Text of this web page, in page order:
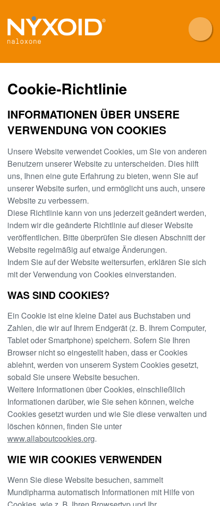
main
content
Cookie-Richtlinie
INFORMATIONEN ÜBER UNSERE
VERWENDUNG VON COOKIES
Unsere Website verwendet Cookies, um Sie von anderen
Benutzern unserer Website zu unterscheiden. Dies hilft
uns, Ihnen eine gute Erfahrung zu bieten, wenn Sie auf
unserer Website surfen, und ermöglicht uns auch, unsere
Website zu verbessern.
Diese Richtlinie kann von uns jederzeit geändert werden,
indem wir die geänderte Richtlinie auf dieser Website
veröffentlichen. Bitte überprüfen Sie diesen Abschnitt der
Website regelmäßig auf etwaige Änderungen.
Indem Sie auf der Website weitersurfen, erklären Sie sich
mit der Verwendung von Cookies einverstanden.
WAS SIND COOKIES?
Ein Cookie ist eine kleine Datei aus Buchstaben und
Zahlen, die wir auf Ihrem Endgerät (z. B. Ihrem Computer,
Tablet oder Smartphone) speichern. Sofern Sie Ihren
Browser nicht so eingestellt haben, dass er Cookies
ablehnt, werden von unserem System Cookies gesetzt,
sobald Sie unsere Website besuchen.
Weitere Informationen über Cookies, einschließlich
Informationen darüber, wie Sie sehen können, welche
Cookies gesetzt wurden und wie Sie diese verwalten und
löschen können, finden Sie unter
www.allaboutcookies.org.
WIE WIR COOKIES VERWENDEN
Wenn Sie diese Website besuchen, sammelt
Mundipharma automatisch Informationen mit Hilfe von